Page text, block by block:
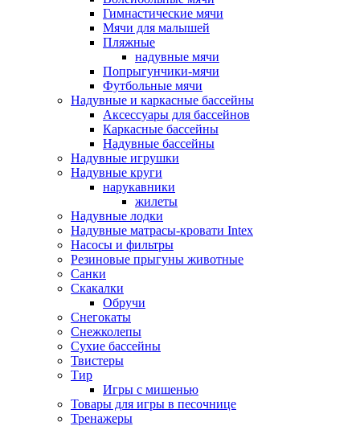
Гимнастические мячи
Мячи для малышей
Пляжные
надувные мячи
Попрыгунчики-мячи
Футбольные мячи
Надувные и каркасные бассейны
Аксессуары для бассейнов
Каркасные бассейны
Надувные бассейны
Надувные игрушки
Надувные круги
нарукавники
жилеты
Надувные лодки
Надувные матрасы-кровати Intex
Насосы и фильтры
Резиновые прыгуны животные
Санки
Скакалки
Обручи
Снегокаты
Снежколепы
Сухие бассейны
Твистеры
Тир
Игры с мишенью
Товары для игры в песочнице
Тренажеры